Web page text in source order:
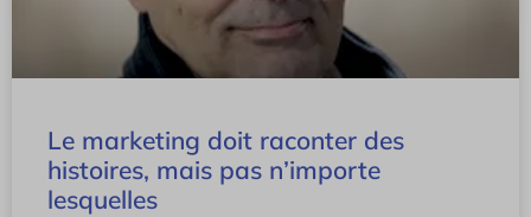
Le marketing doit raconter des
histoires, mais pas n’importe
lesquelles